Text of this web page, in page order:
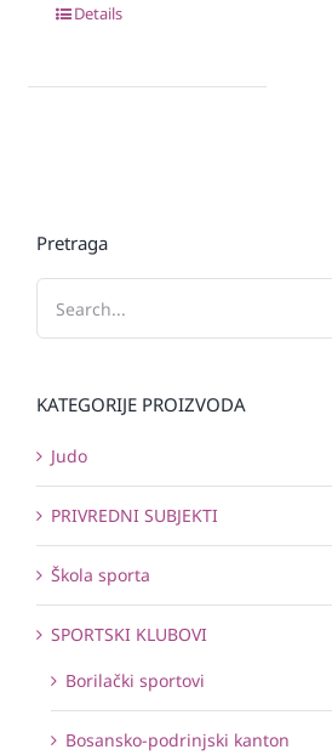
Details
Pretraga
KATEGORIJE PROIZVODA
Judo
PRIVREDNI SUBJEKTI
Škola sporta
SPORTSKI KLUBOVI
Borilački sportovi
Bosansko-podrinjski kanton